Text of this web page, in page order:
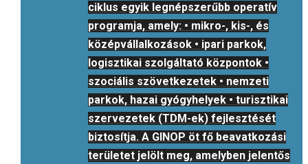
ciklus egyik legnépszerűbb operatív
programja, amely: • mikro-, kis-, és
középvállalkozások • ipari parkok,
logisztikai szolgáltató központok •
szociális szövetkezetek • nemzeti
parkok, hazai gyógyhelyek • turisztikai
szervezetek (TDM-ek) fejlesztését
biztosítja. A GINOP öt fő beavatkozási
területet jelölt meg, amelyben jelentős